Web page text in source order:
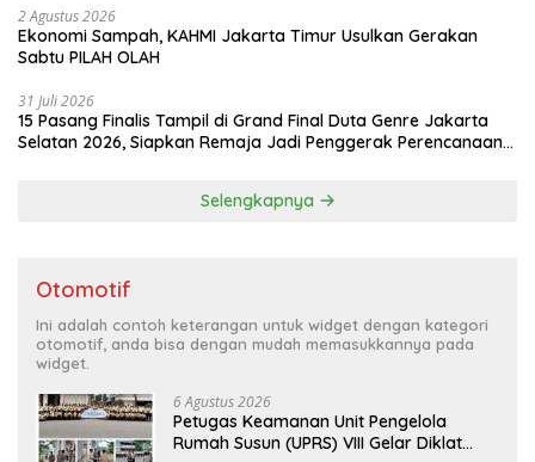
2 Agustus 2026
Ekonomi Sampah, KAHMI Jakarta Timur Usulkan Gerakan
Sabtu PILAH OLAH
31 Juli 2026
15 Pasang Finalis Tampil di Grand Final Duta Genre Jakarta
Selatan 2026, Siapkan Remaja Jadi Penggerak Perencanaan
Selengkapnya
Otomotif
Ini adalah contoh keterangan untuk widget dengan kategori
otomotif, anda bisa dengan mudah memasukkannya pada
widget.
6 Agustus 2026
Petugas Keamanan Unit Pengelola
Rumah Susun (UPRS) VIII Gelar Diklat